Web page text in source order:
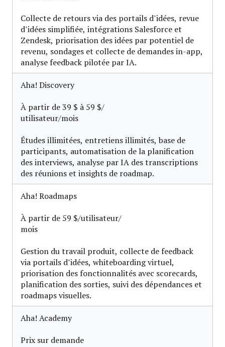
Collecte de retours via des portails d’idées, revue
d’idées simplifiée, intégrations Salesforce et
Zendesk, priorisation des idées par potentiel de
revenu, sondages et collecte de demandes in-app,
analyse feedback pilotée par IA.
Aha! Discovery
À partir de 39 $ à 59 $/
utilisateur/mois
Études illimitées, entretiens illimités, base de
participants, automatisation de la planification
des interviews, analyse par IA des transcriptions
des réunions et insights de roadmap.
Aha! Roadmaps
À partir de 59 $/utilisateur/
mois
Gestion du travail produit, collecte de feedback
via portails d’idées, whiteboarding virtuel,
priorisation des fonctionnalités avec scorecards,
planification des sorties, suivi des dépendances et
roadmaps visuelles.
Aha! Academy
Prix sur demande